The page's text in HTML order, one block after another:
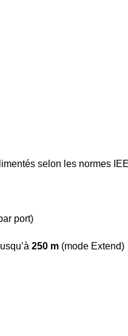
selon les normes
port)
250 m (mode Extend)